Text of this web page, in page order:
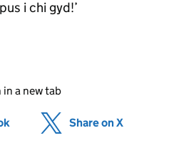
i chi gyd!’
a new tab
(opens in new tab)
Share on X